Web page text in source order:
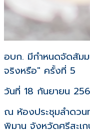
อบก. มีกำหนดจัดสัม
จริงหรือ" ครั้งที่ 5
วันที่ 18 กันยายน
ณ ห้องประชุมลำดว
พิมาน จังหวัดศรีสะเ